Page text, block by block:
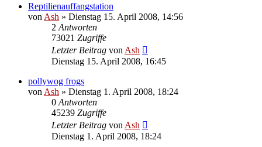
Reptilienauffangstation
von Ash » Dienstag 15. April 2008, 14:56
2 Antworten
73021 Zugriffe
Letzter Beitrag von Ash
Dienstag 15. April 2008, 16:45
pollywog frogs
von Ash » Dienstag 1. April 2008, 18:24
0 Antworten
45239 Zugriffe
Letzter Beitrag von Ash
Dienstag 1. April 2008, 18:24